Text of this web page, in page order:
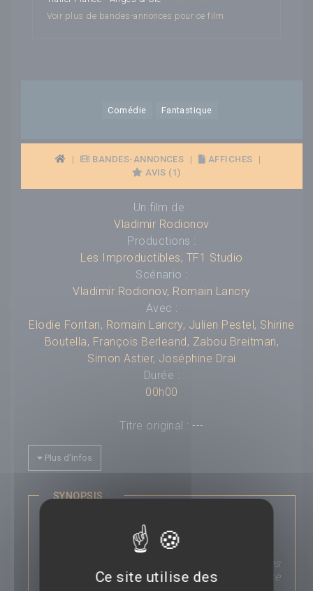
Voir plus de bandes-annonces pour ce film
Comédie Fantastique
| BANDES-ANNONCES | AFFICHES
|
AVIS (1)
Un film de :
Vladimir Rodionov
Productions :
Les Improductibles, TF1 Studio
Scénario :
Vladimir Rodionov, Romain Lancry
Avec :
Elodie Fontan, Romain Lancry, Julien Pestel, Shirine
Boutella, François Berleand, Zabou Breitman,
Simon Astier, Joséphine Drai
Durée :
00h00
Titre original :---
Classification :---
Saga :
Plus d'infos
SYNOPSIS :
Nous ne pouvons pas les voir. Ils sont
toujours à nos côtés sans que nous le
sachions. Ce sont nos protecteurs et nos
guides... Bienvenue dans le monde des anges
gardiens ! Paul et Léa n’auraient jamais dû se
Ce site utilise des